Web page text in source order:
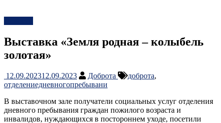
Выставка «Земля родная – колыбель
золотая»
12.09.202312.09.2023 Доброта доброта,
отделениедневногопребывани
В выставочном зале получатели социальных услуг отделения
дневного пребывания граждан пожилого возраста и
инвалидов, нуждающихся в постороннем уходе, посетили